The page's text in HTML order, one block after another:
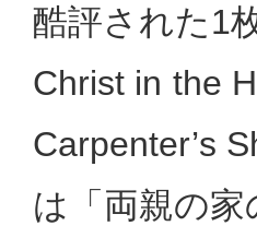
酷評された1
Christ in the
Carpenter’s
は「両親の